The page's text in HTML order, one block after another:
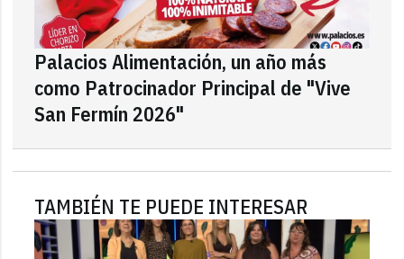
Palacios Alimentación, un año más
como Patrocinador Principal de "Vive
San Fermín 2026"
TAMBIÉN TE PUEDE INTERESAR